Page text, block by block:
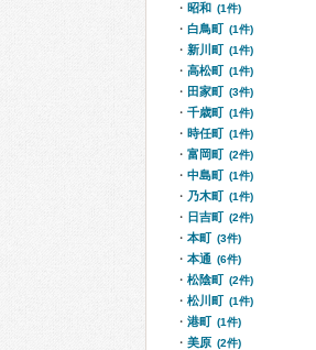
昭和 (1件)
白鳥町 (1件)
新川町 (1件)
高松町 (1件)
田家町 (3件)
千歳町 (1件)
時任町 (1件)
富岡町 (2件)
中島町 (1件)
乃木町 (1件)
日吉町 (2件)
本町 (3件)
本通 (6件)
松陰町 (2件)
松川町 (1件)
港町 (1件)
美原 (2件)